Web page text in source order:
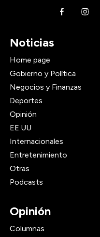
Noticias
Home page
Gobierno y Política
Negocios y Finanzas
Deportes
Opinión
EE.UU
Internacionales
Entretenimiento
Otras
Podcasts
Opinión
Columnas